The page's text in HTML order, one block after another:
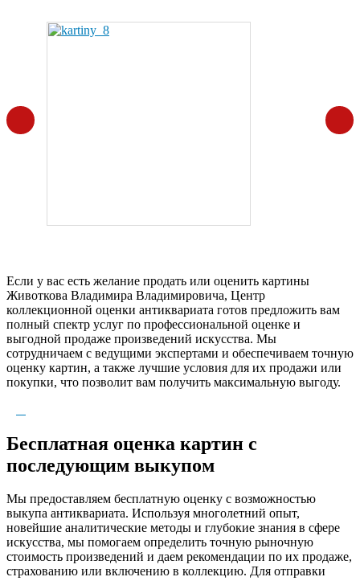
Если у вас есть желание продать или оценить картины
Животкова Владимира Владимировича, Центр
коллекционной оценки антиквариата готов предложить вам
полный спектр услуг по профессиональной оценке и
выгодной продаже произведений искусства. Мы
сотрудничаем с ведущими экспертами и обеспечиваем точную
оценку картин, а также лучшие условия для их продажи или
покупки, что позволит вам получить максимальную выгоду.
Бесплатная оценка картин с
последующим выкупом
Мы предоставляем бесплатную оценку с возможностью
выкупа антиквариата. Используя многолетний опыт,
новейшие аналитические методы и глубокие знания в сфере
искусства, мы помогаем определить точную рыночную
стоимость произведений и даем рекомендации по их продаже,
страхованию или включению в коллекцию. Для отправки